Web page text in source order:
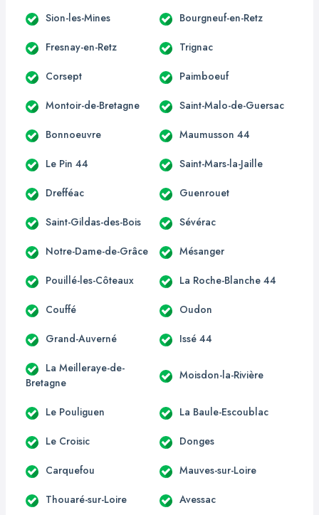
Sion-les-Mines Bourgneuf-en-Retz
Fresnay-en-Retz Trignac
Corsept Paimboeuf
Montoir-de-Bretagne Saint-Malo-de-Guersac
Bonnoeuvre Maumusson 44
Le Pin 44 Saint-Mars-la-Jaille
Drefféac Guenrouet
Saint-Gildas-des-Bois Sévérac
Notre-Dame-de-Grâce Mésanger
Pouillé-les-Côteaux La Roche-Blanche 44
Couffé Oudon
Grand-Auverné Issé 44
La Meilleraye-de-
Bretagne
Moisdon-la-Rivière
Le Pouliguen La Baule-Escoublac
Le Croisic Donges
Carquefou Mauves-sur-Loire
Thouaré-sur-Loire Avessac